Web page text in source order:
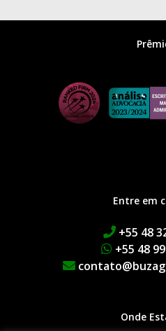
Entre em
+55 48
+55 48
Onde